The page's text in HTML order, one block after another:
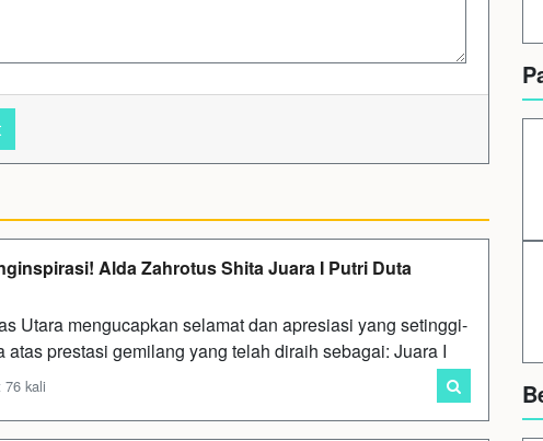
Alda Zahrotus Shita Juara I Putri Duta
Utara mengucapkan selamat dan apresiasi yang setinggi-
prestasi gemilang yang telah diraih sebagai: Juara I
kali